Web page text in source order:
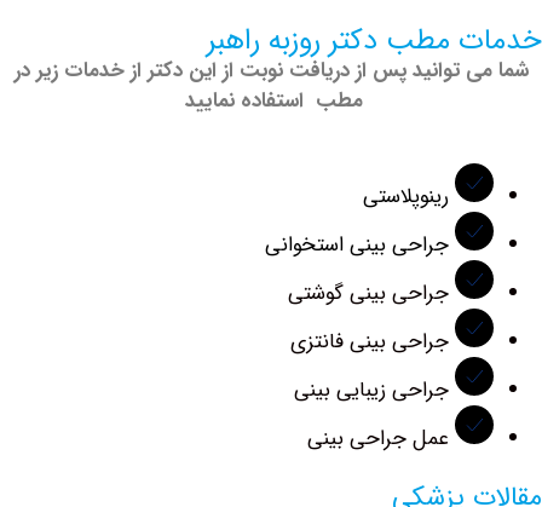
مطب دکتر روزبه راهبر
توانید پس از دریافت نوبت از این دکتر از خدمات زیر در
مطب استفاده نمایید
رینوپلاستی
جراحی بینی استخوانی
جراحی بینی گوشتی
جراحی بینی فانتزی
جراحی زیبایی بینی
عمل جراحی بینی
پزشکی